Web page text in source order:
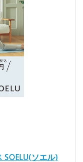
SOELU(ソエル)